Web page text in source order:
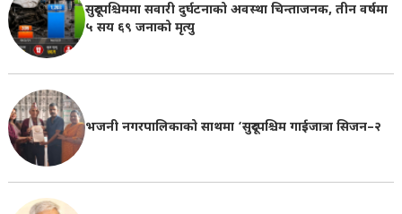
सुदूरपश्चिममा सवारी दुर्घटनाको अवस्था चिन्ताजनक, तीन वर्षमा
५ सय ६९ जनाको मृत्यु
भजनी नगरपालिकाको साथमा ‘सुदूरपश्चिम गाईजात्रा सिजन–२